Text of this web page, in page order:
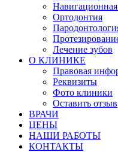
Ортодонтия
Лечение зубов
О КЛИНИКЕ
Правовая
Реквизиты
Фото клиники
Оставить отзыв
ВРАЧИ
ЦЕНЫ
НАШИ РАБОТЫ
КОНТАКТЫ